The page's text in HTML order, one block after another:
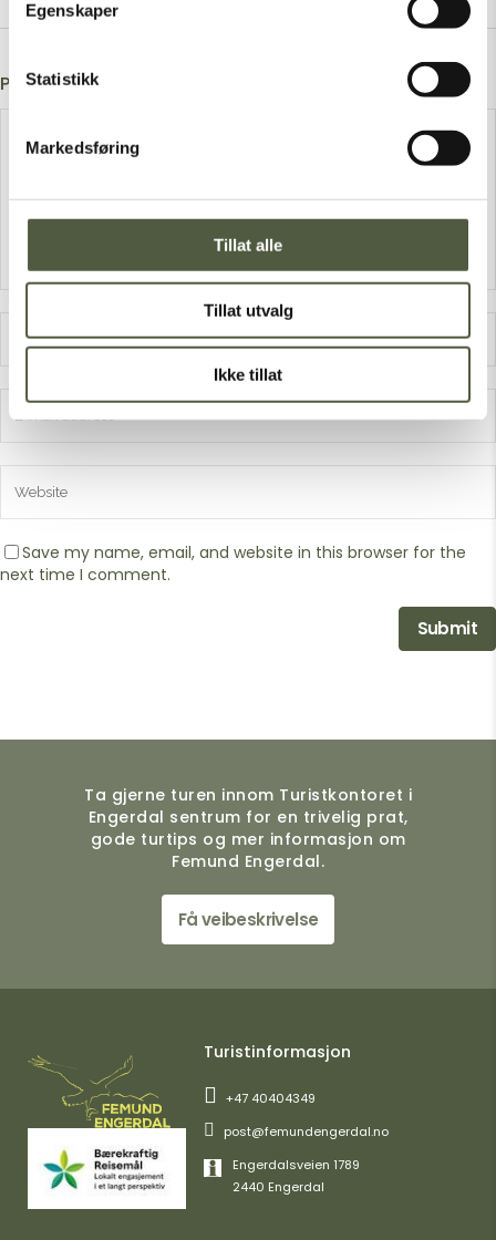
Egenskaper
Statistikk
Markedsføring
Tillat alle
Tillat utvalg
Ikke tillat
Post A Comment
Save my name, email, and website in this browser for the
next time I comment.
Ta gjerne turen innom Turistkontoret i
Engerdal sentrum for en trivelig prat,
gode turtips og mer informasjon om
Femund Engerdal.
Få veibeskrivelse
Turistinformasjon
+47 40404349
post@femundengerdal.no
Engerdalsveien 1789
2440 Engerdal